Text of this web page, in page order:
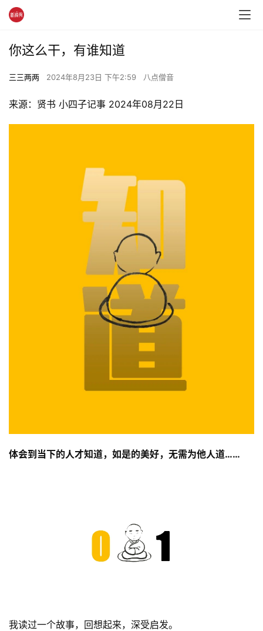
你这么干，有谁知道
三三两两 2024年8月23日 下午2:59 八点僧音
来源：贤书 小四子记事 2024年08月22日
体会到当下的人才知道，如是的美好，无需为他人道……
我读过一个故事，回想起来，深受启发。